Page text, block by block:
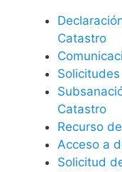
Catastro
Solicitudes
Catastro
Recurso
Acceso a
Solicitud